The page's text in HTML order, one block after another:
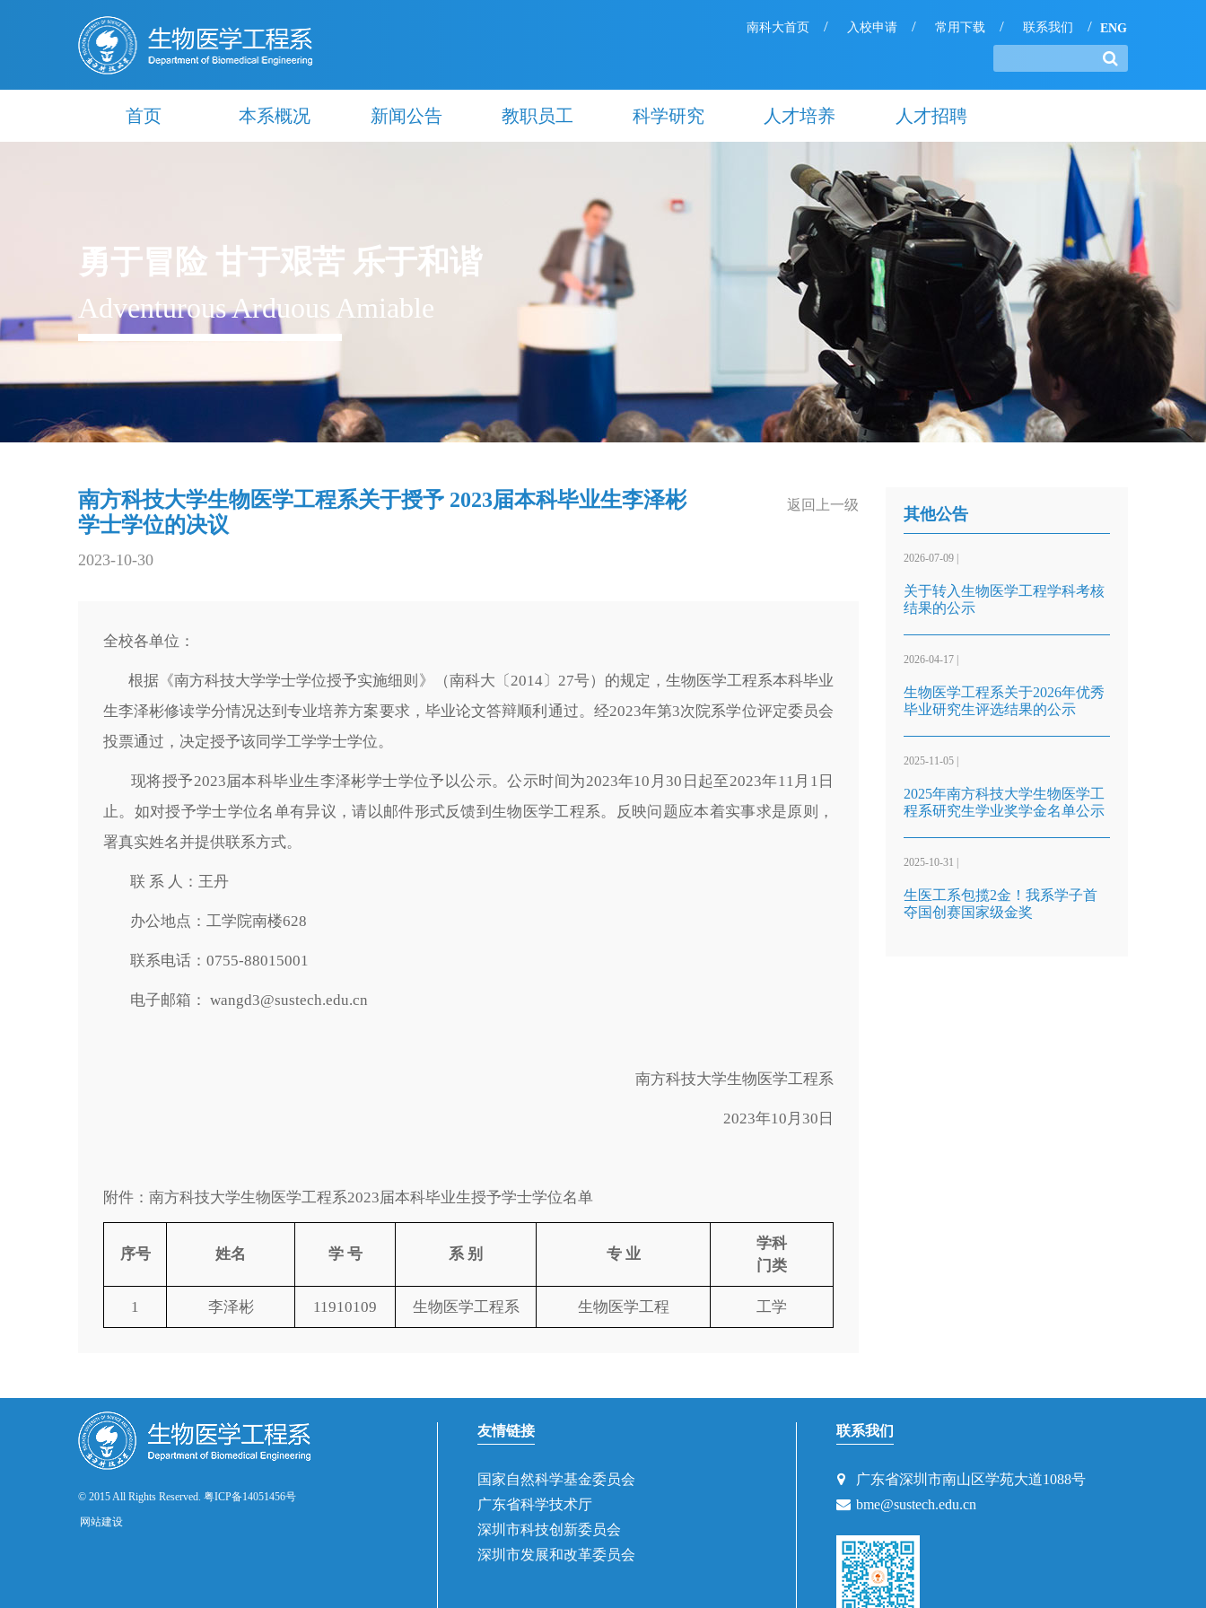
南科大首页 / 入校申请 / 常用下载 / 联系我们 / ENG
首页 本系概况 新闻公告 教职员工 科学研究 人才培养 人才招聘
勇于冒险 甘于艰苦 乐于和谐
Adventurous Arduous Amiable
南方科技大学生物医学工程系关于授予 2023届本科毕业生李泽彬
学士学位的决议
2023-10-30
返回上一级
全校各单位：
根据《南方科技大学学士学位授予实施细则》（南科大〔2014〕27号）的规定，生物医学工程系本科毕业
生李泽彬修读学分情况达到专业培养方案要求，毕业论文答辩顺利通过。经2023年第3次院系学位评定委员会
投票通过，决定授予该同学工学学士学位。
现将授予2023届本科毕业生李泽彬学士学位予以公示。公示时间为2023年10月30日起至2023年11月1日
止。如对授予学士学位名单有异议，请以邮件形式反馈到生物医学工程系。反映问题应本着实事求是原则，
署真实姓名并提供联系方式。
联 系 人：王丹
办公地点：工学院南楼628
联系电话：0755-88015001
电子邮箱： wangd3@sustech.edu.cn
南方科技大学生物医学工程系
2023年10月30日
附件：南方科技大学生物医学工程系2023届本科毕业生授予学士学位名单
序号 姓名 学 号 系 别 专 业
学科
门类
1 李泽彬 11910109 生物医学工程系 生物医学工程 工学
其他公告
2026-07-09 |
关于转入生物医学工程学科考核
结果的公示
2026-04-17 |
生物医学工程系关于2026年优秀
毕业研究生评选结果的公示
2025-11-05 |
2025年南方科技大学生物医学工
程系研究生学业奖学金名单公示
2025-10-31 |
生医工系包揽2金！我系学子首
夺国创赛国家级金奖
© 2015 All Rights Reserved. 粤ICP备14051456号
网站建设
友情链接
国家自然科学基金委员会
广东省科学技术厅
深圳市科技创新委员会
深圳市发展和改革委员会
联系我们
广东省深圳市南山区学苑大道1088号
bme@sustech.edu.cn